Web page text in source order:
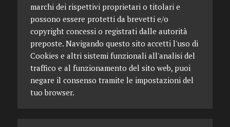
marchi dei rispettivi proprietari o titolari e
possono essere protetti da brevetti e/o
copyright concessi o registrati dalle autorità
preposte. Navigando questo sito accetti l'uso di
Cookies e altri sistemi funzionali all'analisi del
traffico e al funzionamento del sito web, puoi
negare il consenso tramite le impostazioni del
tuo browser.